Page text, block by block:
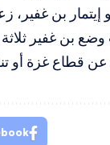
بن غفير،
بن غفير
قطاع غزة أو